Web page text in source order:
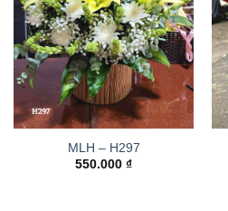
MLH – H297
550.000 ₫